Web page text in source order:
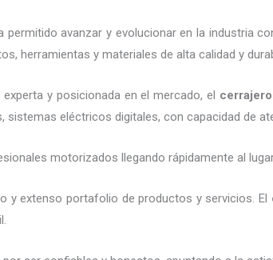
permitido avanzar y evolucionar en la industria
herramientas y materiales de alta calidad y
y posicionada en el mercado, el
sistemas eléctricos digitales, con capacidad de
motorizados llegando rápidamente al
y extenso portafolio de productos y servicios. El